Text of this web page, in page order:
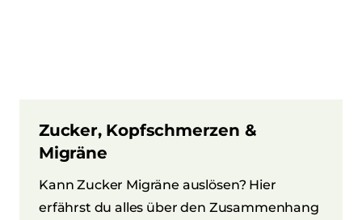
Zucker, Kopfschmerzen &
Migräne
Kann Zucker Migräne auslösen? Hier
erfährst du alles über den Zusammenhang